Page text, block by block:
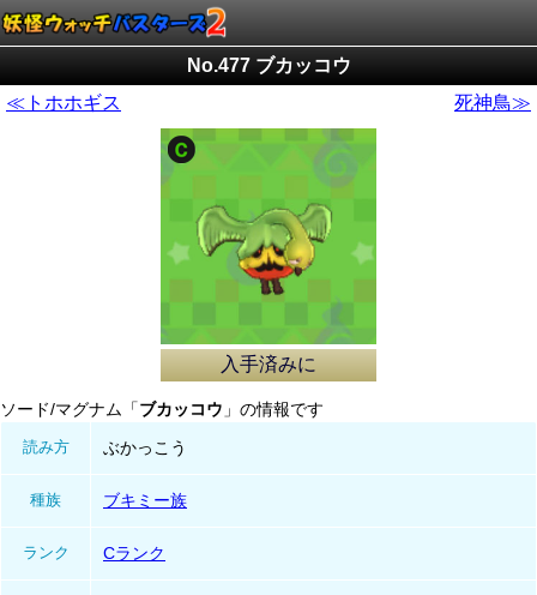
No.477 ブカッコウ
≪トホホギス
死神鳥≫
入手済みに
ソード/マグナム「 ブカッコウ 」の情報です
読み方 ぶかっこう
種族 ブキミー族
ランク Cランク